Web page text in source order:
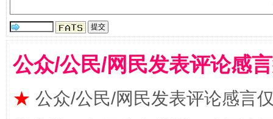
公众/公民/网民发表评论感
★ 公众/公民/网民发表评论感言